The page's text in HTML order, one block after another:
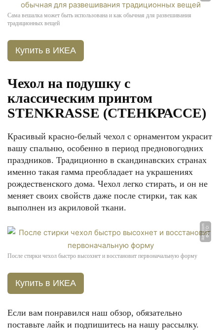
Сама вешалка может быть использована и как обычная для развешивания
традиционных вещей
Купить в ИКЕА
Чехол на подушку с
классическим принтом
STENKRASSE (СТЕНКРАССЕ)
Красивый красно-белый чехол с орнаментом украсит
вашу спальню, особенно в период предновогодних
праздников. Традиционно в скандинавских странах
именно такая гамма преобладает на украшениях
рождественского дома. Чехол легко стирать, и он не
меняет своих свойств даже после стирки, так как
выполнен из акриловой ткани.
Ф
О
Т
О:
i
k
e
a.
c
o
m
После стирки чехол быстро высохнет и восстановит первоначальную форму
Купить в ИКЕА
Если вам понравился наш обзор, обязательно
поставьте лайк и подпишитесь на нашу рассылку.